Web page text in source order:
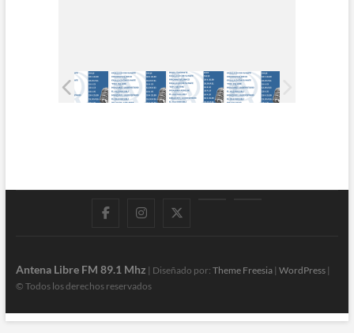
FacebookInstagram
Antena Libre FM 89.1 Mhz | Diseñado por: Theme Freesia| WordPress|
© Todos los derechos reservados